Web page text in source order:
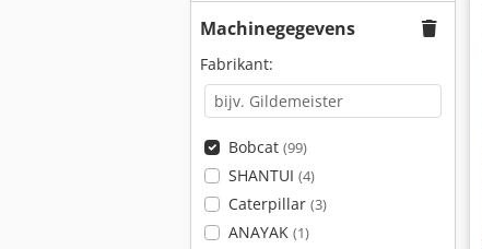
Machinegegevens
Fabrikant:
Bobcat (99)
SHANTUI (4)
Caterpillar (3)
ANAYAK (1)